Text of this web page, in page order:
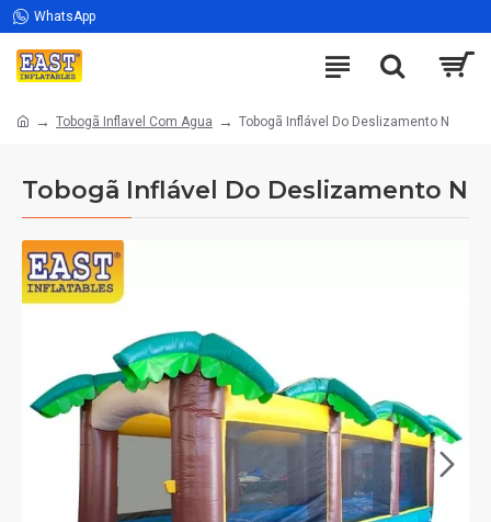
WhatsApp
Tobogã Inflavel Com Agua Tobogã Inflável Do Deslizamento N
Tobogã Inflável Do Deslizamento N